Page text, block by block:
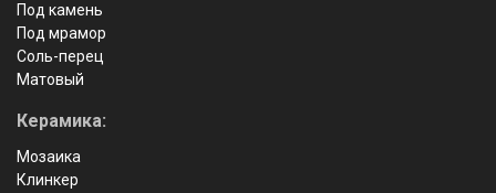
Под камень
Под мрамор
Соль-перец
Матовый
Керамика:
Мозаика
Клинкер